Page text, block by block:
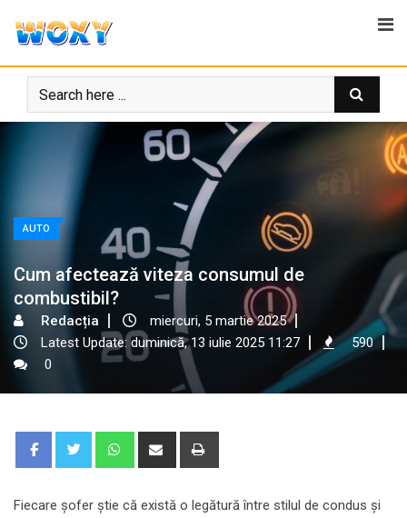
AUTO
Cum afectează viteza consumul de
combustibil?
Redacția
miercuri, 5 martie 2025
Latest Update: duminică, 13 iulie 2025 11:27
590
0
WhatsappShare
Fiecare șofer știe că există o legătură între stilul de condus și